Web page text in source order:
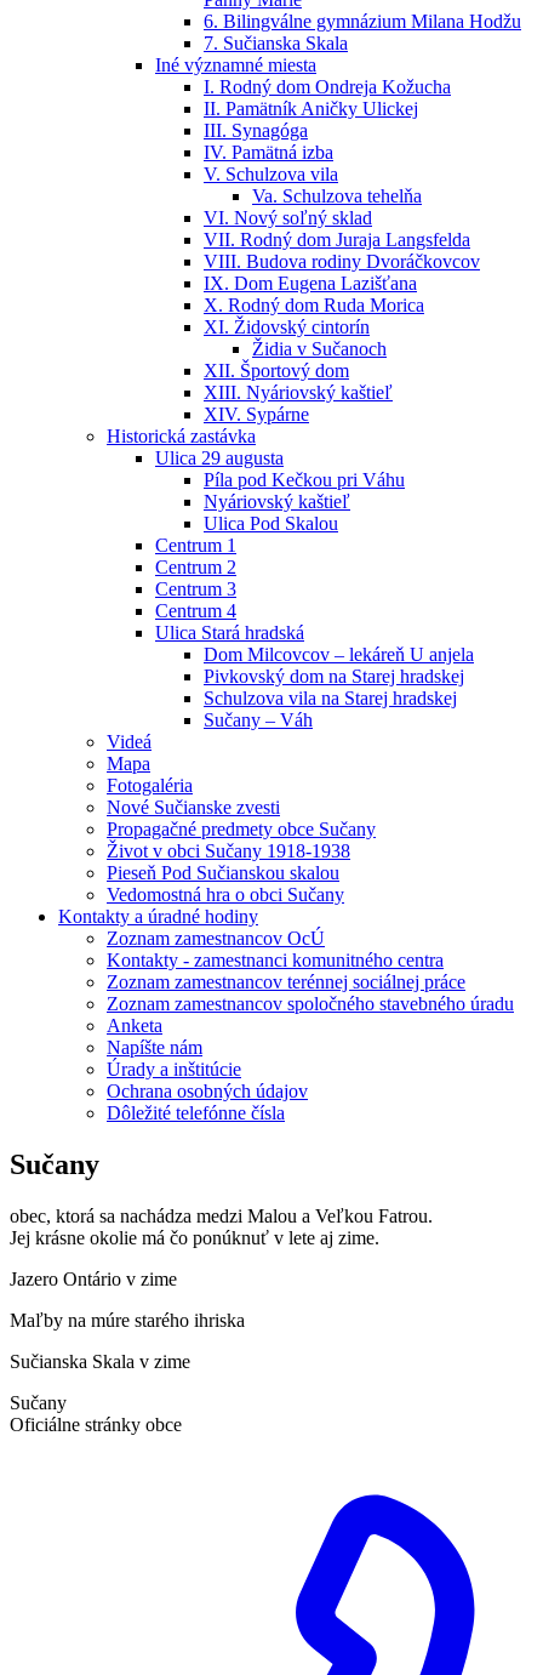
6. Bilingválne gymnázium Milana Hodžu
7. Sučianska Skala
Iné významné miesta
I. Rodný dom Ondreja Kožucha
II. Pamätník Aničky Ulickej
III. Synagóga
IV. Pamätná izba
V. Schulzova vila
Va. Schulzova tehelňa
VI. Nový soľný sklad
VII. Rodný dom Juraja Langsfelda
VIII. Budova rodiny Dvoráčkovcov
IX. Dom Eugena Lazišťana
X. Rodný dom Ruda Morica
XI. Židovský cintorín
Židia v Sučanoch
XII. Športový dom
XIII. Nyáriovský kaštieľ
XIV. Sypárne
Historická zastávka
Ulica 29 augusta
Píla pod Kečkou pri Váhu
Nyáriovský kaštieľ
Ulica Pod Skalou
Centrum 1
Centrum 2
Centrum 3
Centrum 4
Ulica Stará hradská
Dom Milcovcov – lekáreň U anjela
Pivkovský dom na Starej hradskej
Schulzova vila na Starej hradskej
Sučany – Váh
Videá
Mapa
Fotogaléria
Nové Sučianske zvesti
Propagačné predmety obce Sučany
Život v obci Sučany 1918-1938
Pieseň Pod Sučianskou skalou
Vedomostná hra o obci Sučany
Kontakty a úradné hodiny
Zoznam zamestnancov OcÚ
Kontakty - zamestnanci komunitného centra
Zoznam zamestnancov terénnej sociálnej práce
Zoznam zamestnancov spoločného stavebného úradu
Anketa
Napíšte nám
Úrady a inštitúcie
Ochrana osobných údajov
Dôležité telefónne čísla
Sučany
obec, ktorá sa nachádza medzi Malou a Veľkou Fatrou.
Jej krásne okolie má čo ponúknuť v lete aj zime.
Jazero Ontário v zime
Maľby na múre starého ihriska
Sučianska Skala v zime
Sučany
Oficiálne stránky obce